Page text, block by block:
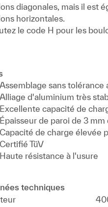
diagonales, mais il est
horizontales.
le code H pour les
Assemblage sans
Alliage d'aluminium très
Excellente capacité de
Épaisseur de paroi de 3
Capacité de charge élevée
Certifié TüV
Haute résistance à l'usure
techniques